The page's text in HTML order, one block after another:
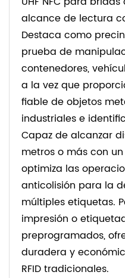
alcance de lectura
Destaca como
prueba de
contenedores,
a la vez que
fiable de objetos
industriales e
Capaz de alcanzar
metros o más con
optimiza las
anticolisión para la
múltiples etiquetas.
impresión o
preprogramados,
duradera y
RFID tradicionales.